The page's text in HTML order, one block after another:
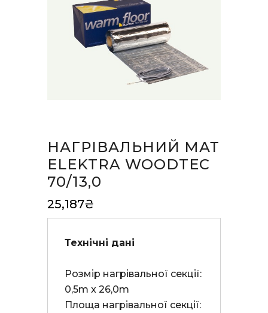
НАГРІВАЛЬНИЙ МАТ
ELEKTRA WOODTEC
70/13,0
25,187₴
Технічні дані
Розмір нагрівальної секції:
0,5m x 26,0m
Площа нагрівальної секції: